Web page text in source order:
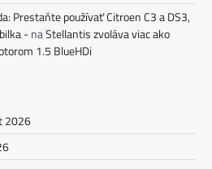
Prestaňte používať Citroen C3 a DS3,
-naStellantis zvoláva viac ako
1.5 BlueHDi
2026